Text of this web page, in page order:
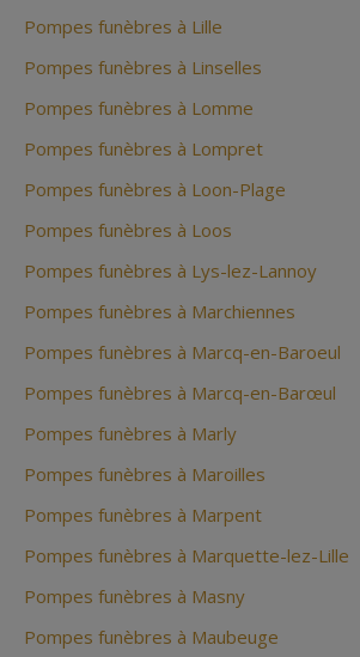
Pompes funèbres à Lille
Pompes funèbres à Linselles
Pompes funèbres à Lomme
Pompes funèbres à Lompret
Pompes funèbres à Loon-Plage
Pompes funèbres à Loos
Pompes funèbres à Lys-lez-Lannoy
Pompes funèbres à Marchiennes
Pompes funèbres à Marcq-en-Baroeul
Pompes funèbres à Marcq-en-Barœul
Pompes funèbres à Marly
Pompes funèbres à Maroilles
Pompes funèbres à Marpent
Pompes funèbres à Marquette-lez-Lille
Pompes funèbres à Masny
Pompes funèbres à Maubeuge